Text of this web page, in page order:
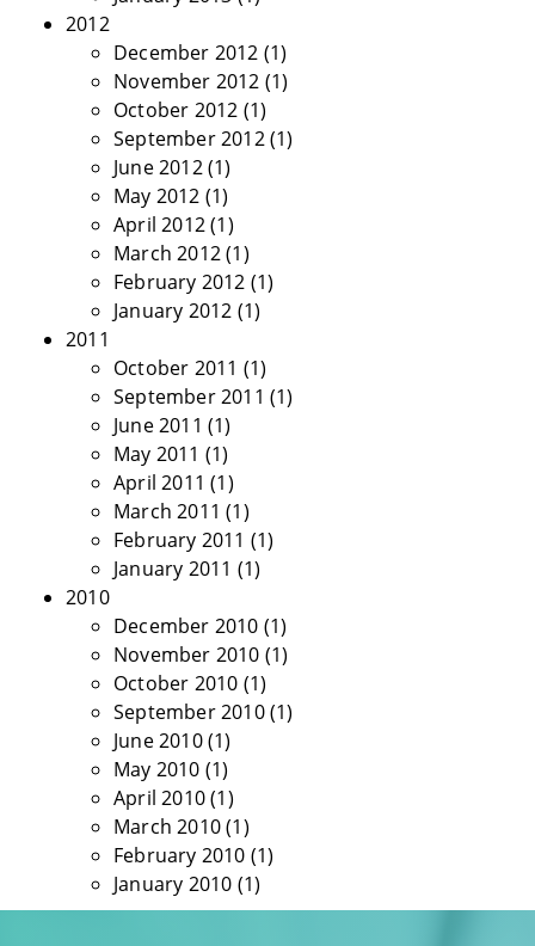
2012
December 2012 (1)
November 2012 (1)
October 2012 (1)
September 2012(1)
June 2012(1)
May 2012 (1)
April 2012(1)
March 2012(1)
February 2012 (1)
January 2012 (1)
2011
October 2011 (1)
September 2011 (1)
June 2011 (1)
May 2011 (1)
April 2011 (1)
March 2011 (1)
February 2011 (1)
January 2011 (1)
2010
December 2010 (1)
November 2010 (1)
October 2010 (1)
September 2010(1)
June 2010(1)
May 2010 (1)
April 2010(1)
March 2010(1)
February 2010 (1)
January 2010 (1)